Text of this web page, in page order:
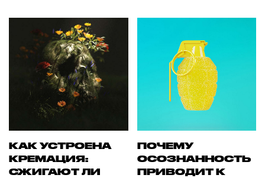
КАК УСТРОЕНА
КРЕМАЦИЯ:
СЖИГАЮТ ЛИ
ПОЧЕМУ
ОСОЗНАННОСТЬ
ПРИВОДИТ К